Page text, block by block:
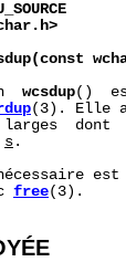
wcsdup()
(3). Elle
dont
s .
free(3).